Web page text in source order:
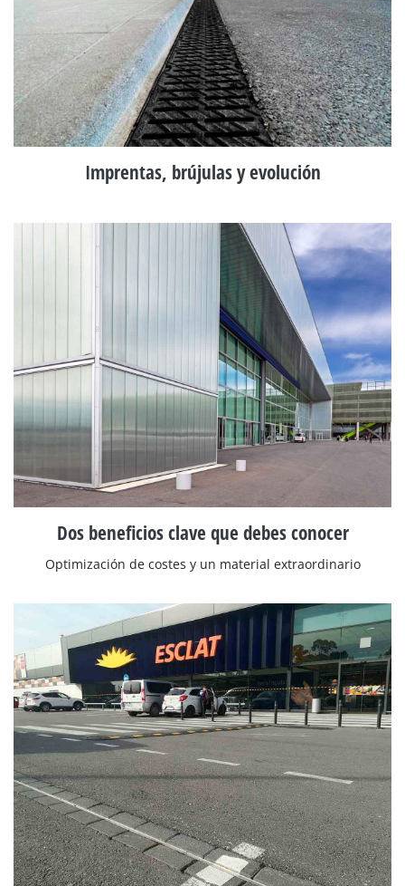
Imprentas, brújulas y evolución
Dos beneficios clave que debes conocer
Optimización de costes y un material extraordinario